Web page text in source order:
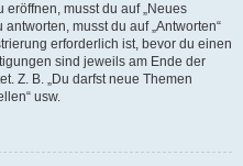
musst du auf „Neues
musst du auf „Antworten“
erforderlich ist, bevor du einen
sind jeweils am Ende der
Z. B. „Du darfst neue Themen
usw.